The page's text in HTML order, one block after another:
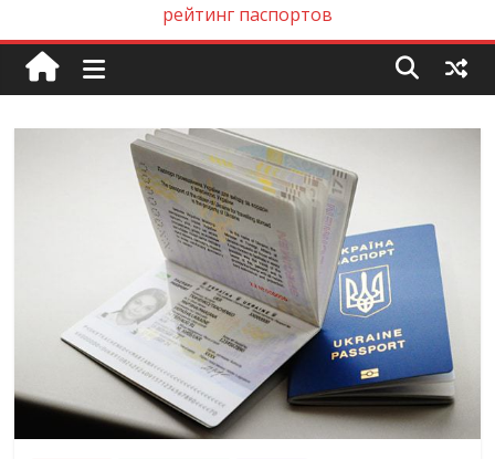
рейтинг паспортов